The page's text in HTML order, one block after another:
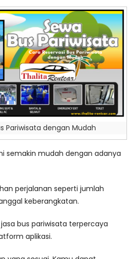
Pariwisata dengan Mudah
semakin mudah dengan adanya
perjalanan seperti jumlah
keberangkatan.
bus pariwisata terpercaya
aplikasi.